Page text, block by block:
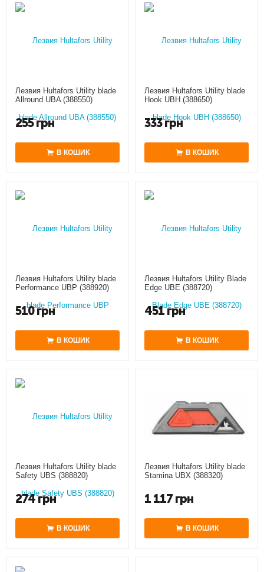
Лезвия Hultafors Utility blade
Allround UBA (388550)
255грн
В КОШИК
Лезвия Hultafors Utility blade
Hook UBH (388650)
333грн
В КОШИК
Лезвия Hultafors Utility blade
Performance UBP (388920)
510грн
В КОШИК
Лезвия Hultafors Utility Blade
Edge UBE (388720)
451грн
В КОШИК
Лезвия Hultafors Utility blade
Safety UBS (388820)
274грн
В КОШИК
Лезвия Hultafors Utility blade
Stamina UBX (388320)
1 117 грн
В КОШИК